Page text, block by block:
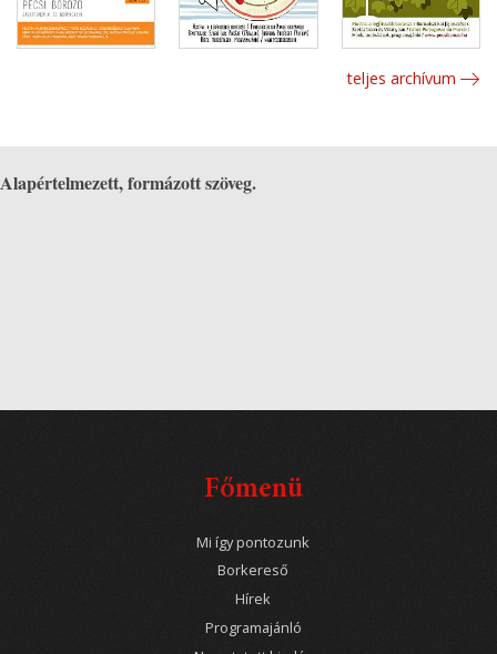
teljes archívum
Alapértelmezett, formázott szöveg.
Főmenü
Mi így pontozunk
Borkereső
Hírek
Programajánló